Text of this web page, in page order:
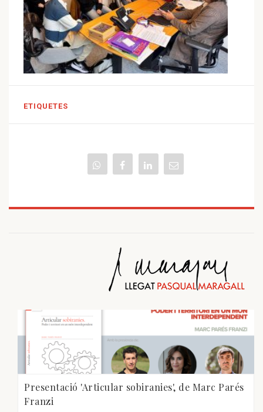
ETIQUETES
Presentació 'Articular sobiranies', de Marc Parés
Franzi